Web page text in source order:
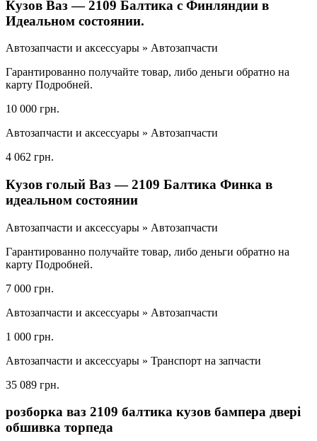
Кузов Ваз — 2109 Балтика с Финляндии в
Идеальном состоянии.
Автозапчасти и аксессуары » Автозапчасти
Гарантированно получайте товар, либо деньги обратно на
карту Подробней.
10 000 грн.
Автозапчасти и аксессуары » Автозапчасти
4 062 грн.
Кузов голый Ваз — 2109 Балтика Финка в
идеальном состоянии
Автозапчасти и аксессуары » Автозапчасти
Гарантированно получайте товар, либо деньги обратно на
карту Подробней.
7 000 грн.
Автозапчасти и аксессуары » Автозапчасти
1 000 грн.
Автозапчасти и аксессуары » Транспорт на запчасти
35 089 грн.
розборка ваз 2109 балтика кузов бампера двері
обшивка торпеда